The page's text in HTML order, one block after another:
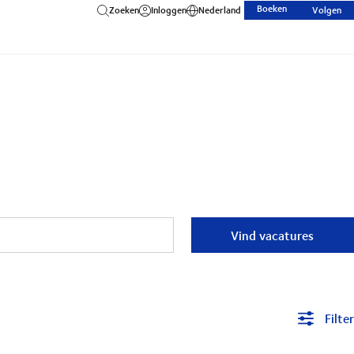
Zoeken Inloggen Nederland Boeken Volgen
Vind vacatures
Filter